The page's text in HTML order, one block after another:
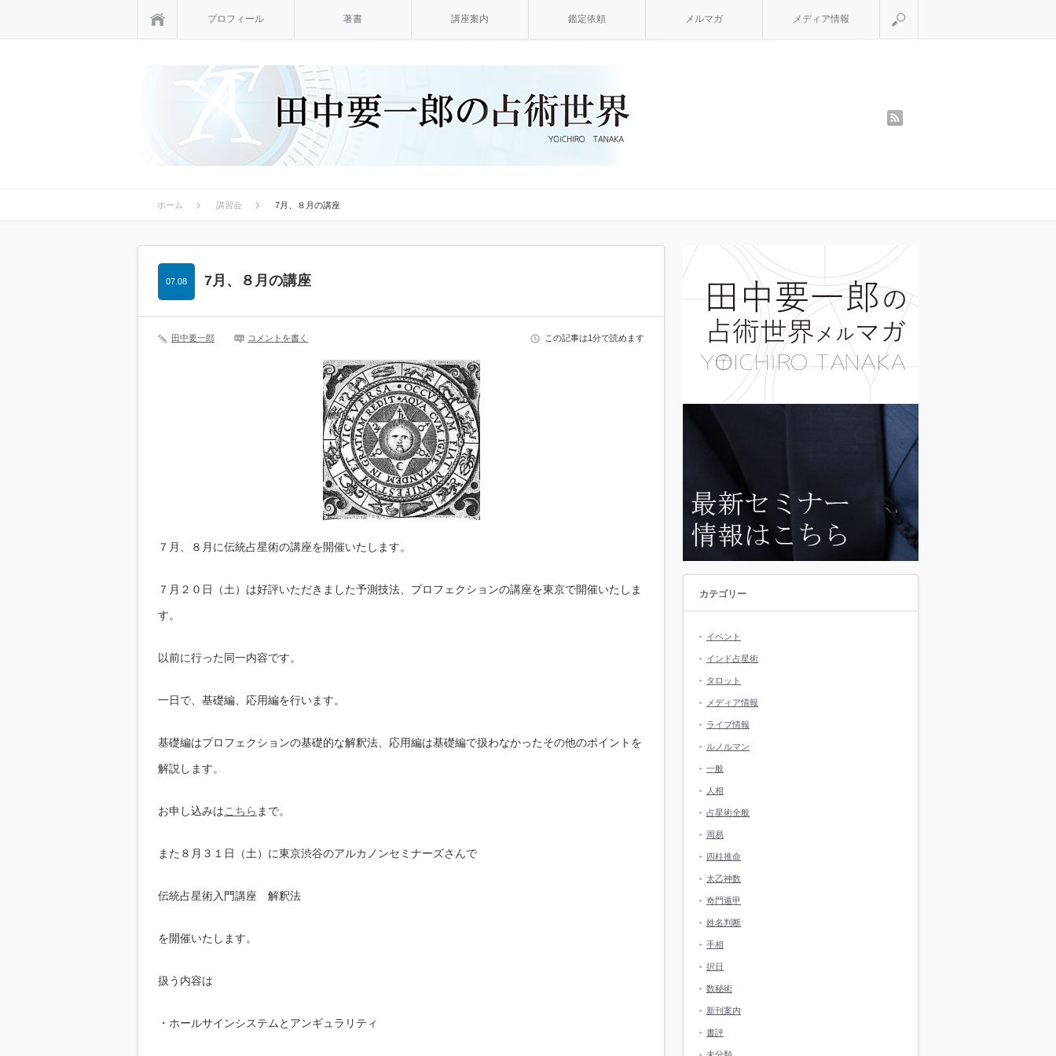
プロフィール 著書 講座案内 鑑定依頼 メルマガ メディア情報
ホーム 講習会 7月、８月の講座
7月、８月の講座
07.08
田中要一郎 コメントを書く この記事は1分で読めます
７月、８月に伝統占星術の講座を開催いたします。
７月２０日（土）は好評いただきました予測技法、プロフェクションの講座を東京で開催いたしま
す。
以前に行った同一内容です。
一日で、基礎編、応用編を行います。
基礎編はプロフェクションの基礎的な解釈法、応用編は基礎編で扱わなかったその他のポイントを
解説します。
お申し込みはこちら まで。
また８月３１日（土）に東京渋谷のアルカノンセミナーズさんで
伝統占星術入門講座 解釈法
を開催いたします。
扱う内容は
・ホールサインシステムとアンギュラリティ
カテゴリー
イベント
インド占星術
タロット
メディア情報
ライブ情報
ルノルマン
一般
人相
占星術全般
周易
四柱推命
太乙神数
奇門遁甲
姓名判断
手相
択日
数秘術
新刊案内
書評